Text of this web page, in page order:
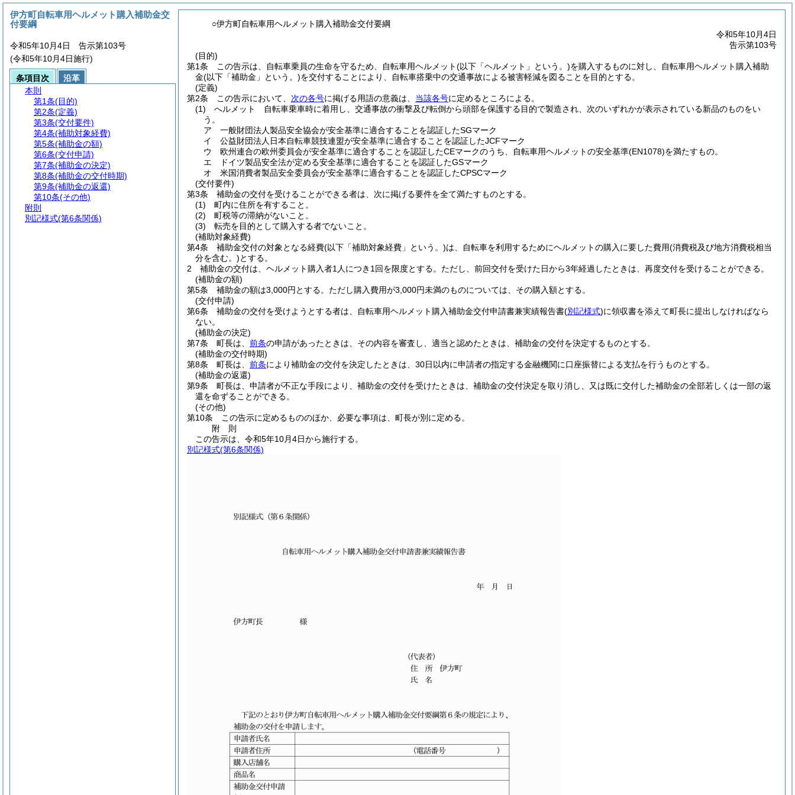
○伊方町自転車用ヘルメット購入補助金交付要綱
令和5年10月4日
告示第103号
(目的)
第1条
この告示は、自転車乗員の生命を守るため、自転車用ヘルメット(以下「ヘルメット」という。)を購入するものに対し、自転車用ヘルメット購入補助
金(以下「補助金」という。)を交付することにより、自転車搭乗中の交通事故による被害軽減を図ることを目的とする。
(定義)
第2条
この告示において、 次の各号に掲げる用語の意義は、 当該各号に定めるところによる。
(1)
へルメット 自転車乗車時に着用し、交通事故の衝撃及び転倒から頭部を保護する目的で製造され、次のいずれかが表示されている新品のものをい
う。
ア
一般財団法人製品安全協会が安全基準に適合することを認証したSGマーク
イ
公益財団法人日本自転車競技連盟が安全基準に適合することを認証したJCFマーク
ウ
欧州連合の欧州委員会が安全基準に適合することを認証したCEマークのうち、自転車用ヘルメットの安全基準(EN1078)を満たすもの。
エ
ドイツ製品安全法が定める安全基準に適合することを認証したGSマーク
オ
米国消費者製品安全委員会が安全基準に適合することを認証したCPSCマーク
(交付要件)
第3条
補助金の交付を受けることができる者は、次に掲げる要件を全て満たすものとする。
(1)
町内に住所を有すること。
(2)
町税等の滞納がないこと。
(3)
転売を目的として購入する者でないこと。
(補助対象経費)
第4条
補助金交付の対象となる経費(以下「補助対象経費」という。)は、自転車を利用するためにヘルメットの購入に要した費用(消費税及び地方消費税相当
分を含む。)とする。
2
補助金の交付は、ヘルメット購入者1人につき1回を限度とする。 ただし、前回交付を受けた日から3年経過したときは、再度交付を受けることができる。
(補助金の額)
第5条
補助金の額は3,000円とする。 ただし購入費用が3,000円未満のものについては、その購入額とする。
(交付申請)
第6条
補助金の交付を受けようとする者は、自転車用ヘルメット購入補助金交付申請書兼実績報告書(別記様式)に領収書を添えて町長に提出しなければなら
ない。
(補助金の決定)
第7条
町長は、 前条の申請があったときは、その内容を審査し、適当と認めたときは、補助金の交付を決定するものとする。
(補助金の交付時期)
第8条
町長は、 前条により補助金の交付を決定したときは、30日以内に申請者の指定する金融機関に口座振替による支払を行うものとする。
(補助金の返還)
第9条
町長は、申請者が不正な手段により、補助金の交付を受けたときは、補助金の交付決定を取り消し、又は既に交付した補助金の全部若しくは一部の返
還を命ずることができる。
(その他)
第10条
この告示に定めるもののほか、必要な事項は、町長が別に定める。
附 則
この告示は、令和5年10月4日から施行する。
別記様式(第6条関係)
伊方町自転車用ヘルメット購入補助金交
付要綱
令和5年10月4日 告示第103号
(令和5年10月4日施行)
条項目次
沿革
本則
第1条(目的)
第2条(定義)
第3条(交付要件)
第4条(補助対象経費)
第5条(補助金の額)
第6条(交付申請)
第7条(補助金の決定)
第8条(補助金の交付時期)
第9条(補助金の返還)
第10条(その他)
附則
別記様式(第6条関係)